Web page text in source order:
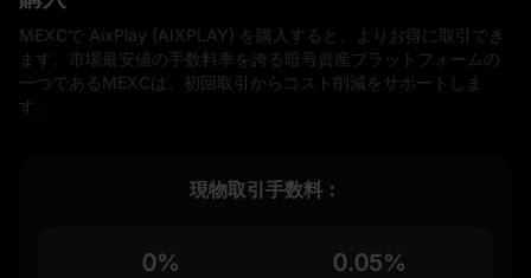
MEXCで AixPlay (AIXPLAY) を購入すると、よりお得に取引でき
ます。市場最安値の手数料率を誇る暗号資産プラットフォームの
一つであるMEXCは、初回取引からコスト削減をサポートしま
す。
現物取引手数料：
0% 0.05%